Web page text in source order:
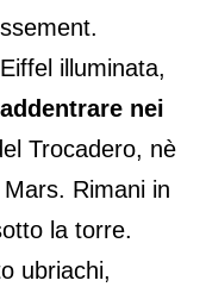
illuminata,
nei
Trocadero, nè
Rimani in
la torre.
ubriachi,